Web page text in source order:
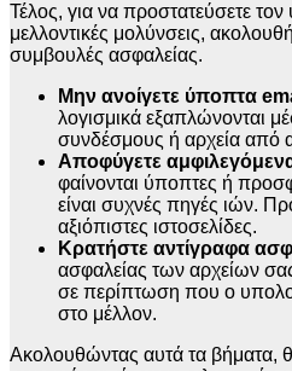
Τέλος, για να προστατεύσετε
μελλοντικές μολύνσεις,
συμβουλές ασφαλείας.
Μην ανοίγετε ύποπτα
λογισμικά εξαπλώνονται
συνδέσμους ή αρχεία από
Αποφύγετε
φαίνονται ύποπτες ή
είναι συχνές πηγές ιών.
αξιόπιστες ιστοσελίδες.
Κρατήστε αντίγραφα
ασφαλείας των αρχείων
σε περίπτωση που ο
στο μέλλον.
Ακολουθώντας αυτά τα βήματα,